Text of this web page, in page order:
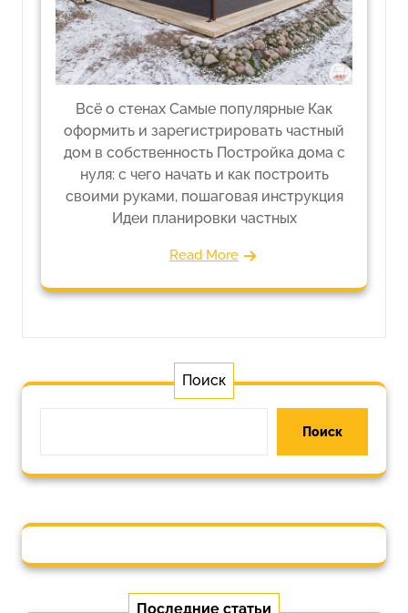
Всё о стенах Самые популярные Как
оформить и зарегистрировать частный
дом в собственность Постройка дома с
нуля: с чего начать и как построить
своими руками, пошаговая инструкция
Идеи планировки частных
Read More
Поиск
Поиск
Последние статьи